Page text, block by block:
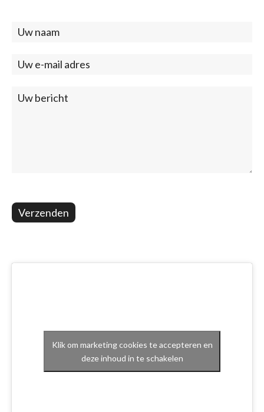
Contact
Verzenden
Klik om marketing cookies te accepteren en
deze inhoud in te schakelen